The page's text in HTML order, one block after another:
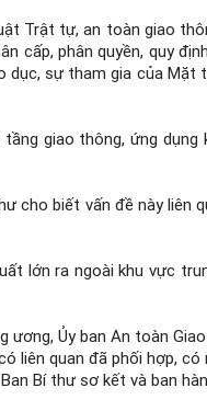
Trật tự, an toàn giao
phân quyền, quy
sự tham gia của
giao thông, ứng
biết vấn đề này liên
lớn ra ngoài khu vực
Ủy ban An toàn
liên quan đã phối hợp,
Bí thư sơ kết và ban